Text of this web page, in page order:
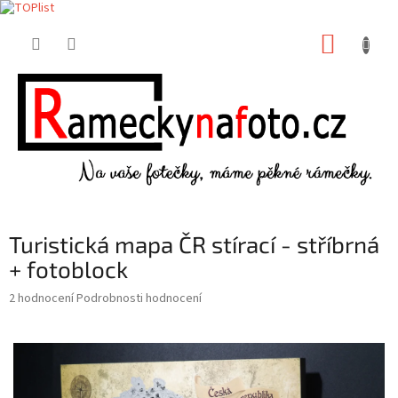
Turistická mapa ČR stírací - stříbrná
+ fotoblock
Průměrné
je
2 hodnoceníPodrobnosti hodnocení